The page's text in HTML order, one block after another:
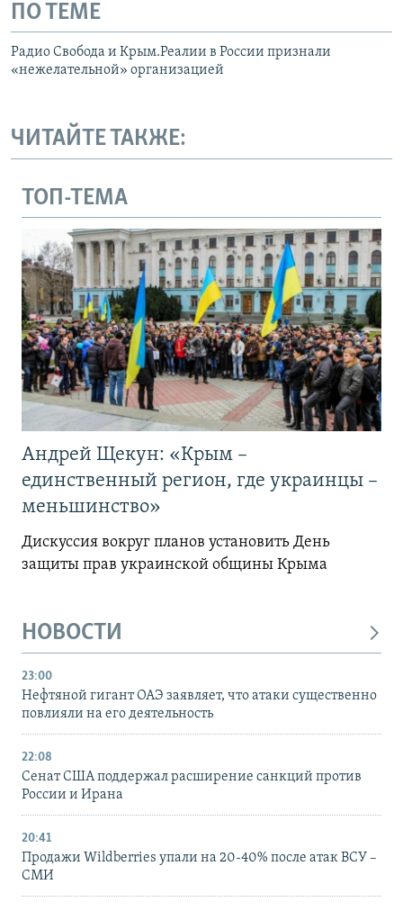
ПО ТЕМЕ
Радио Свобода и Крым.Реалии в России признали
«нежелательной» организацией
ЧИТАЙТЕ ТАКЖЕ:
ТОП-ТЕМА
Андрей Щекун: «Крым –
единственный регион, где украинцы –
меньшинство»
Дискуссия вокруг планов установить День
защиты прав украинской общины Крыма
НОВОСТИ
23:00
Нефтяной гигант ОАЭ заявляет, что атаки существенно
повлияли на его деятельность
22:08
Сенат США поддержал расширение санкций против
России и Ирана
20:41
Продажи Wildberries упали на 20-40% после атак ВСУ –
СМИ